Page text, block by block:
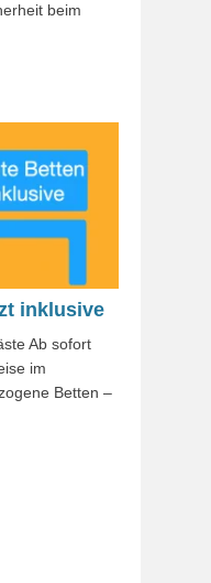
beim
inklusive
Ab sofort
im
Betten –